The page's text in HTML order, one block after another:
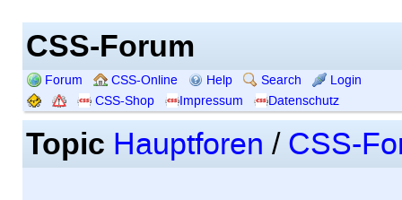
CSS-Forum
Forum CSS-Online Help Search
Login
CSS-Shop
Impressum Datenschutz
Topic Hauptforen / CSS-